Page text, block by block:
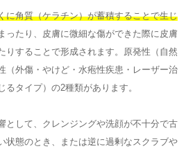
に角質（ケラチン）が蓄積することで生じ
ったり、皮膚に微細な傷ができた際に皮膚
りすることで形成されます。原発性（自然
（外傷・やけど・水疱性疾患・レーザー治
タイプ）の2種類があります。
として、クレンジングや洗顔が不十分で古
状態のとき、または逆に過剰なスクラブや